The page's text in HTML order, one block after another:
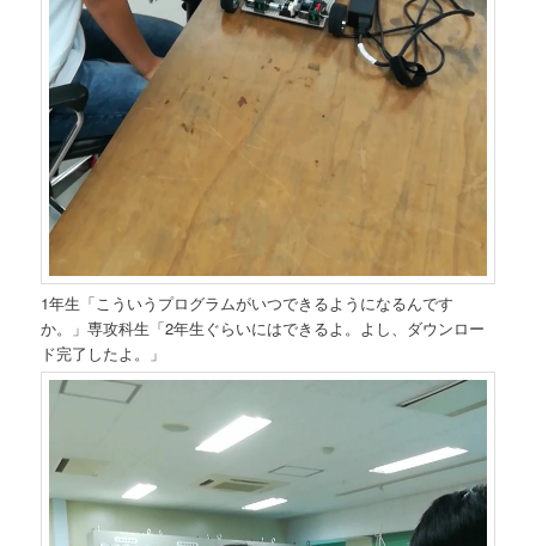
1年生「こういうプログラムがいつできるようになるんです
か。」専攻科生「2年生ぐらいにはできるよ。よし、ダウンロー
ド完了したよ。」